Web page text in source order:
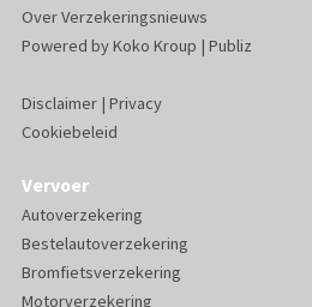
Over Verzekeringsnieuws
Powered byKoko Kroup | Publiz
Disclaimer| Privacy
Cookiebeleid
Vervoer
Autoverzekering
Bestelautoverzekering
Bromfietsverzekering
Motorverzekering